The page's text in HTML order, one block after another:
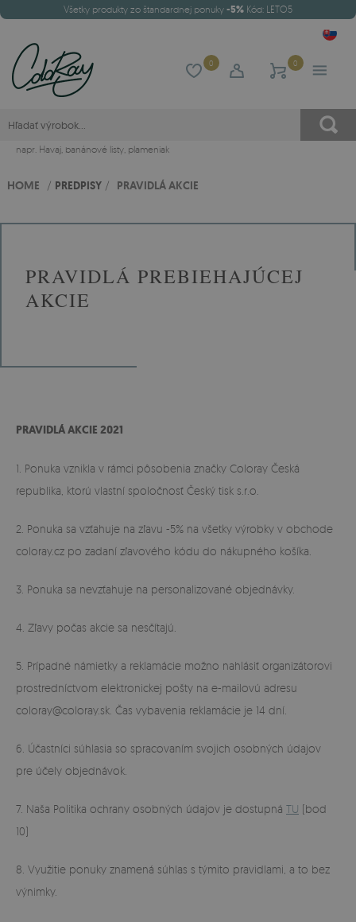
Všetky produkty zo štandardnej ponuky -5% Kód: LETO5
0 0
napr. Havaj, banánové listy, plameniak
HOME / PREDPISY / PRAVIDLÁ AKCIE
PRAVIDLÁ PREBIEHAJÚCEJ
AKCIE
PRAVIDLÁ AKCIE 2021
1. Ponuka vznikla v rámci pôsobenia značky Coloray Česká
republika, ktorú vlastní spoločnosť Český tisk s.r.o.
2. Ponuka sa vzťahuje na zľavu -5% na všetky výrobky v obchode
coloray.cz po zadaní zľavového kódu do nákupného košíka.
3. Ponuka sa nevzťahuje na personalizované objednávky.
4. Zľavy počas akcie sa nesčítajú.
5. Prípadné námietky a reklamácie možno nahlásiť organizátorovi
prostredníctvom elektronickej pošty na e-mailovú adresu
coloray@coloray.sk . Čas vybavenia reklamácie je 14 dní.
6. Účastníci súhlasia so spracovaním svojich osobných údajov
pre účely objednávok.
7. Naša Politika ochrany osobných údajov je dostupná TU (bod
10)
8. Využitie ponuky znamená súhlas s týmito pravidlami, a to bez
výnimky.